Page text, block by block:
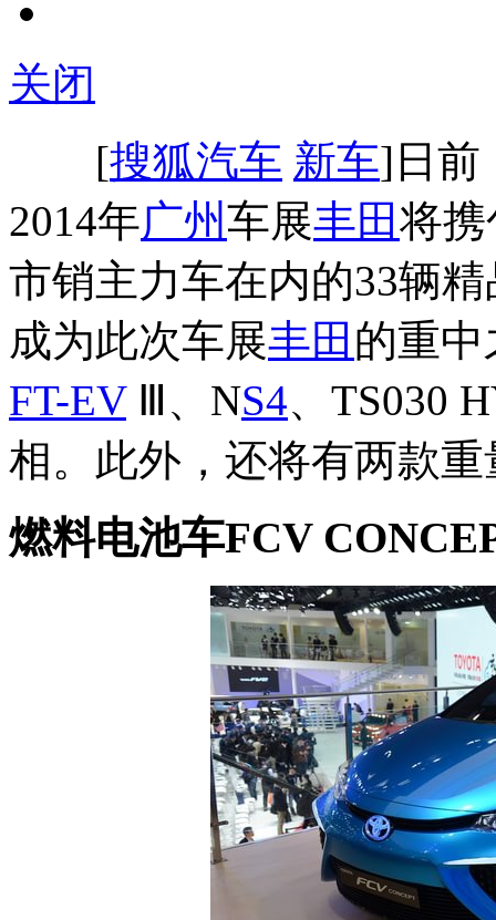
关闭
[搜狐汽车 新车]日前
2014年广州车展丰田 将
市销主力车在内的33辆
成为此次车展丰田 的重中
FT-EVⅢ、NS4、TS030
相。此外，还将有两款
燃料电池车FCV